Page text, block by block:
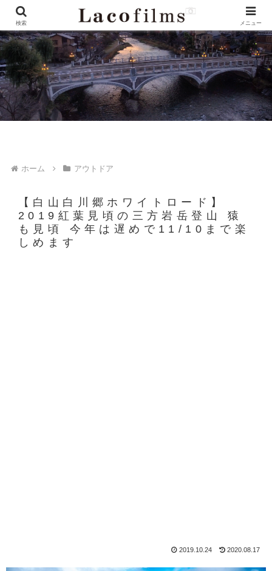
ホーム アウトドア
【白山白川郷ホワイトロード】
2019紅葉見頃の三方岩岳登山 猿
も見頃 今年は遅めで11/10まで楽
しめます
2019.10.24 2020.08.17
検索 メニュー